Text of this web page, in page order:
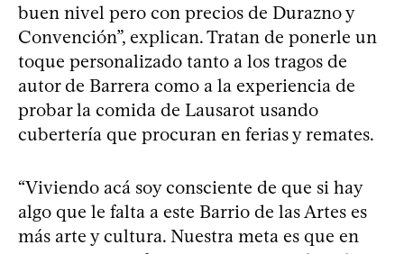
buen nivel pero con precios de Durazno y
Convención”, explican. Tratan de ponerle un
toque personalizado tanto a los tragos de
autor de Barrera como a la experiencia de
probar la comida de Lausarot usando
cubertería que procuran en ferias y remates.
“Viviendo acá soy consciente de que si hay
algo que le falta a este Barrio de las Artes es
más arte y cultura. Nuestra meta es que en